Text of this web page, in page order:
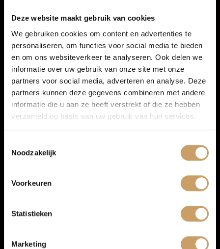
Deze website maakt gebruik van cookies
We gebruiken cookies om content en advertenties te
personaliseren, om functies voor social media te bieden
en om ons websiteverkeer te analyseren. Ook delen we
informatie over uw gebruik van onze site met onze
partners voor social media, adverteren en analyse. Deze
partners kunnen deze gegevens combineren met andere
informatie die u aan ze heeft verstrekt of die ze hebben
verzameld op basis van uw gebruik van hun services.
Noodzakelijk
Voorkeuren
Statistieken
Marketing
Exterieur
Metaalkleur
LED achterlichten
LED dagrijverlichting
Dakrails
Financiering
Autoverzekeringen
Verkoop
Auto onderhoud
Over Autobedrijf De Baaij
Contact